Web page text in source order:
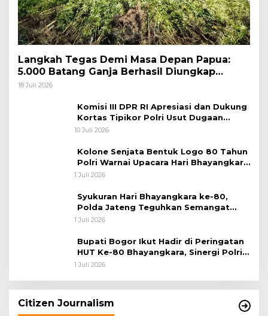
Langkah Tegas Demi Masa Depan Papua:
5.000 Batang Ganja Berhasil Diungkap
Koops TNI Habema
18 Juli 2026
Komisi III DPR RI Apresiasi dan Dukung
Kortas Tipikor Polri Usut Dugaan
Korupsi Batu Bara
10 Juli 2026
Kolone Senjata Bentuk Logo 80 Tahun
Polri Warnai Upacara Hari Bhayangkara
ke-80
1 Juli 2026
Syukuran Hari Bhayangkara ke-80,
Polda Jateng Teguhkan Semangat
Pengabdian dan Pererat Kebersamaan
1 Juli 2026
Bupati Bogor Ikut Hadir di Peringatan
HUT Ke-80 Bhayangkara, Sinergi Polri
dan Pemkab Bogor Jadi Kunci Menjaga
1 Juli 2026
Citizen Journalism